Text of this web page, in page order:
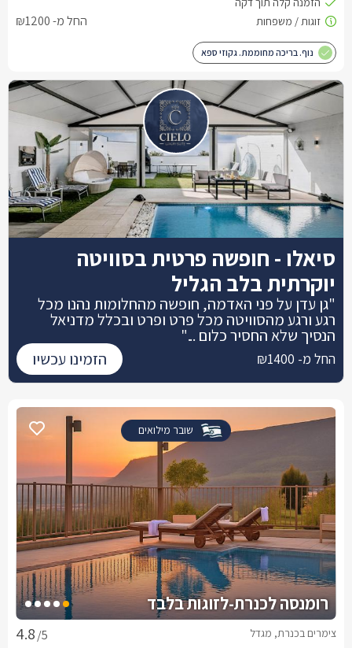
החל מ- ₪1200
נוף. בריכה מחוממת. גקוזי ספא
שובר מילואים
רומנסה לכנרת-לזוגות בלבד
/5 צימרים בכנרת, מגדל
סיאלו - חופשה פרטית בסוויטה
יוקרתית בלב הגליל
"גן עדן על פני האדמה, חופשה מהחלומות נהנו מכל
רגע ורגע מהסוויטה מכל פרט ופרט ובכלל מדניאל
הנסיך שלא החסיר כלום ..."
החל מ- ₪1400 הזמינו עכשיו